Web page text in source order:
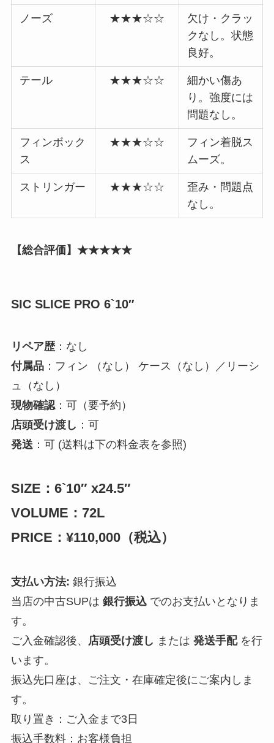
ノーズ ★★★☆☆
欠け・クラッ
クなし。状態
良好。
テール ★★★☆☆
細かい傷あ
り。強度には
問題なし。
フィンボック
ス
★★★☆☆
フィン着脱ス
ムーズ。
ストリンガー ★★★☆☆
歪み・問題点
なし。
【総合評価】★★★★★
SIC SLICE PRO 6`10″
リペア歴：なし
付属品：フィン （なし） ケース（なし）／リーシ
ュ（なし）
現物確認：可（要予約）
店頭受け渡し ：可
発送：可 (送料は下の料金表を参照)
SIZE： 6`10″ x24.5″
VOLUME：72L
PRICE：¥110,000（税込）
支払い方法: 銀行振込
当店の中古SUPは 銀行振込でのお支払いとなりま
す。
ご入金確認後、 店頭受け渡し または 発送手配を行
います。
振込先口座は、ご注文・在庫確定後にご案内しま
す。
取り置き：ご入金まで3日
振込手数料：お客様負担